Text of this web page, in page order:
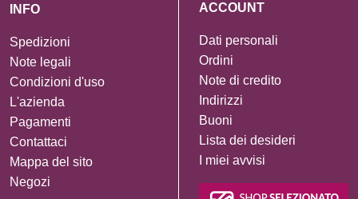
INFO
Spedizioni
Note legali
Condizioni d'uso
L'azienda
Pagamenti
Contattaci
Mappa del sito
Negozi
ACCOUNT
Dati personali
Ordini
Note di credito
Indirizzi
Buoni
Lista dei desideri
I miei avvisi